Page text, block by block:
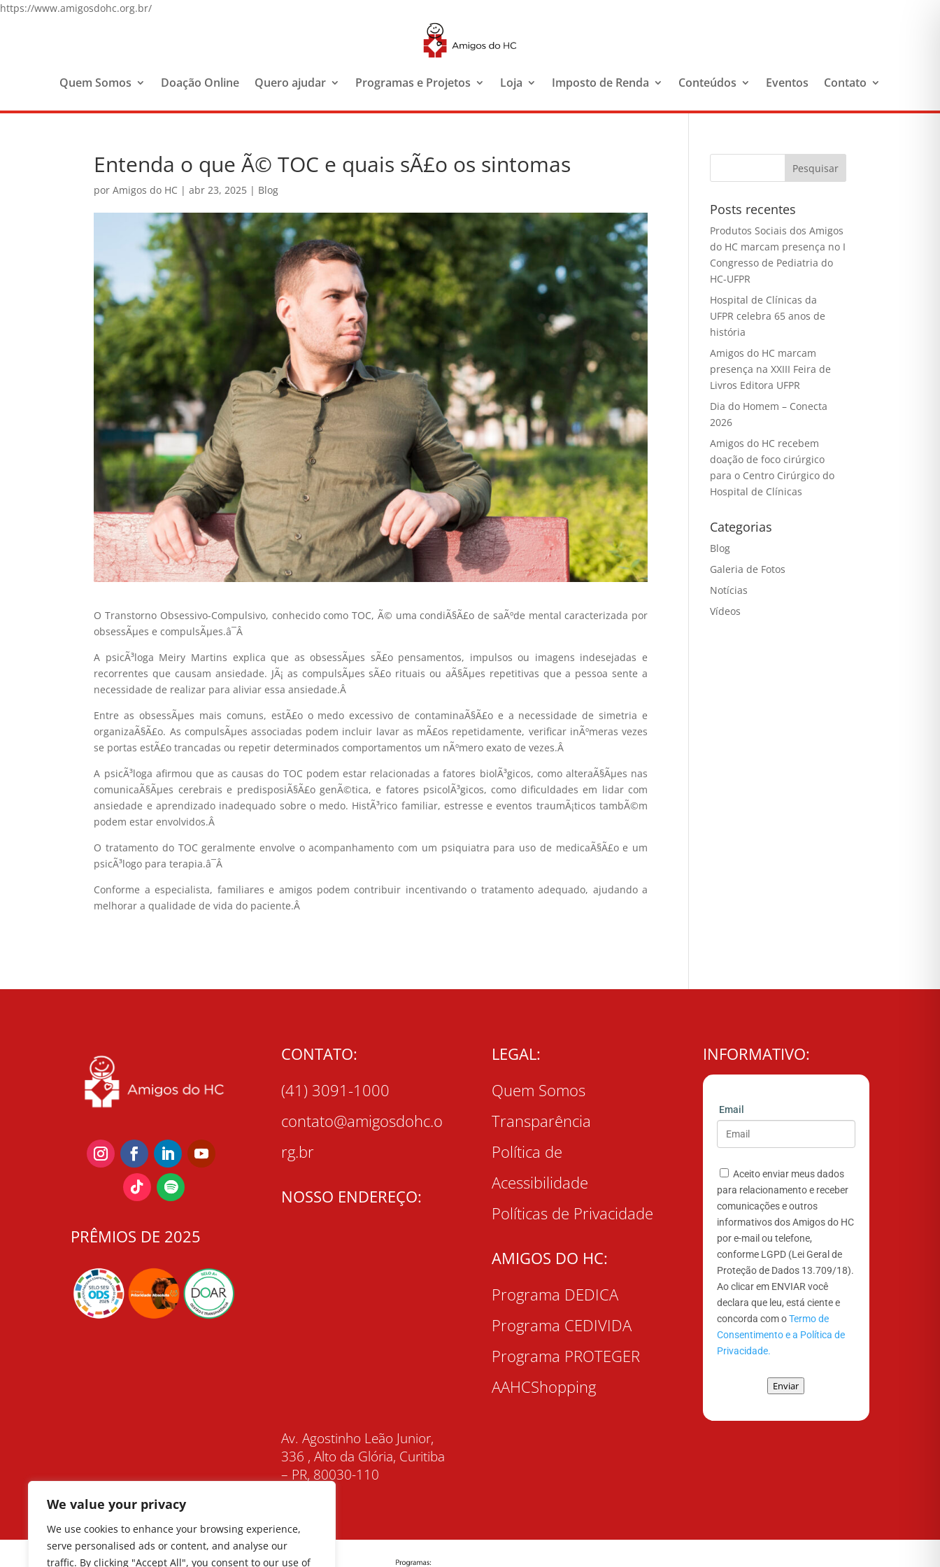
We value your privacy
We use cookies to enhance your browsing experience,
serve personalised ads or content, and analyse our
traffic. By clicking "Accept All", you consent to our use of
https://www.amigosdohc.org.br/
Quem Somos Doação Online Quero ajudar Programas e Projetos Loja Imposto de Renda Conteúdos Eventos Contato
Entenda o que Ã© TOC e quais sÃ£o os sintomas
porAmigos do HC |abr 23, 2025 | Blog
O Transtorno Obsessivo-Compulsivo, conhecido como TOC, Ã© uma condiÃ§Ã£o de saÃºde mental caracterizada por
obsessÃµes e compulsÃµes.â¯Â
A psicÃ³loga Meiry Martins explica que as obsessÃµes sÃ£o pensamentos, impulsos ou imagens indesejadas e
recorrentes que causam ansiedade. JÃ¡ as compulsÃµes sÃ£o rituais ou aÃ§Ãµes repetitivas que a pessoa sente a
necessidade de realizar para aliviar essa ansiedade.Â
Entre as obsessÃµes mais comuns, estÃ£o o medo excessivo de contaminaÃ§Ã£o e a necessidade de simetria e
organizaÃ§Ã£o. As compulsÃµes associadas podem incluir lavar as mÃ£os repetidamente, verificar inÃºmeras vezes
se portas estÃ£o trancadas ou repetir determinados comportamentos um nÃºmero exato de vezes.Â
A psicÃ³loga afirmou que as causas do TOC podem estar relacionadas a fatores biolÃ³gicos, como alteraÃ§Ãµes nas
comunicaÃ§Ãµes cerebrais e predisposiÃ§Ã£o genÃ©tica, e fatores psicolÃ³gicos, como dificuldades em lidar com
ansiedade e aprendizado inadequado sobre o medo. HistÃ³rico familiar, estresse e eventos traumÃ¡ticos tambÃ©m
podem estar envolvidos.Â
O tratamento do TOC geralmente envolve o acompanhamento com um psiquiatra para uso de medicaÃ§Ã£o e um
psicÃ³logo para terapia.â¯Â
Conforme a especialista, familiares e amigos podem contribuir incentivando o tratamento adequado, ajudando a
melhorar a qualidade de vida do paciente.Â
Posts recentes
Produtos Sociais dos Amigos
do HC marcam presença no I
Congresso de Pediatria do
HC-UFPR
Hospital de Clínicas da
UFPR celebra 65 anos de
história
Amigos do HC marcam
presença na XXIII Feira de
Livros Editora UFPR
Dia do Homem – Conecta
2026
Amigos do HC recebem
doação de foco cirúrgico
para o Centro Cirúrgico do
Hospital de Clínicas
Categorias
Blog
Galeria de Fotos
Notícias
Vídeos
PRÊMIOS DE 2025
CONTATO:
(41) 3091-1000
contato@amigosdohc.o
rg.br
NOSSO ENDEREÇO:
Av. Agostinho Leão Junior,
336 , Alto da Glória, Curitiba
– PR, 80030-110
LEGAL:
Quem Somos
Transparência
Política de
Acessibilidade
Políticas de Privacidade
AMIGOS DO HC:
Programa DEDICA
Programa CEDIVIDA
Programa PROTEGER
AAHCShopping
INFORMATIVO:
Email
Aceito enviar meus dados
para relacionamento e receber
comunicações e outros
informativos dos Amigos do HC
por e-mail ou telefone,
conforme LGPD (Lei Geral de
Proteção de Dados 13.709/18).
Ao clicar em ENVIAR você
declara que leu, está ciente e
concorda com oTermo de
Consentimento e a Política de
Privacidade.
Enviar